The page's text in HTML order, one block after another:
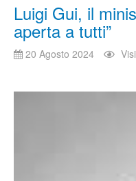
Luigi Gui, il
aperta a tutti”
20 Agosto 2024